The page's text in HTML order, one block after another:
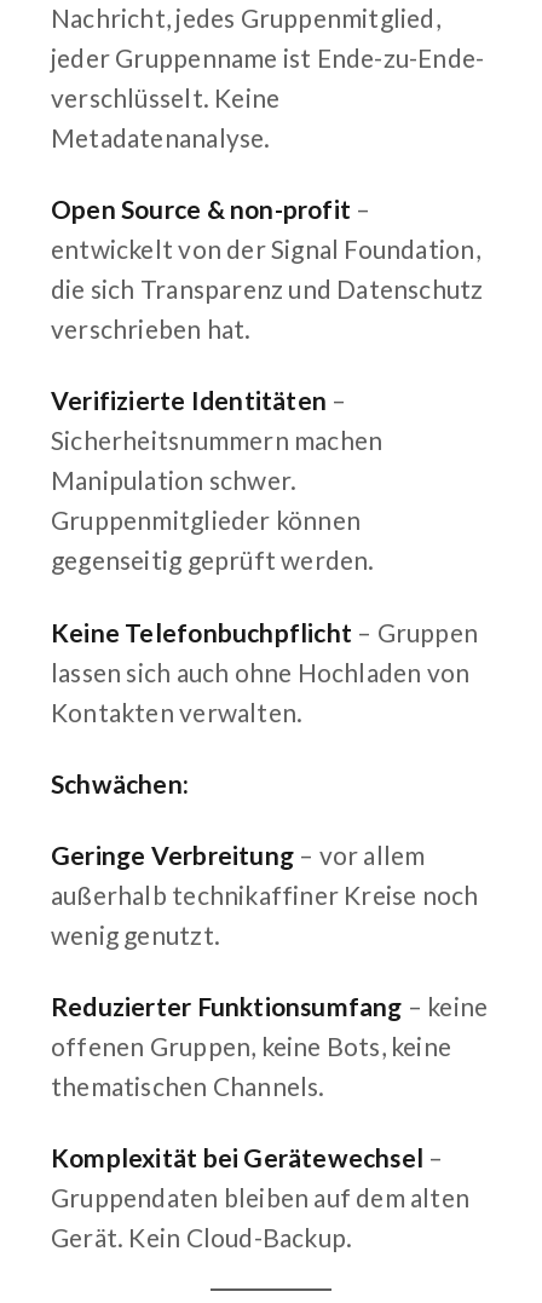
Nachricht, jedes Gruppenmitglied,
jeder Gruppenname ist Ende-zu-Ende-
verschlüsselt. Keine
Metadatenanalyse.
Open Source & non-profit –
entwickelt von der Signal Foundation,
die sich Transparenz und Datenschutz
verschrieben hat.
Verifizierte Identitäten –
Sicherheitsnummern machen
Manipulation schwer.
Gruppenmitglieder können
gegenseitig geprüft werden.
Keine Telefonbuchpflicht – Gruppen
lassen sich auch ohne Hochladen von
Kontakten verwalten.
Schwächen:
Geringe Verbreitung– vor allem
außerhalb technikaffiner Kreise noch
wenig genutzt.
Reduzierter Funktionsumfang – keine
offenen Gruppen, keine Bots, keine
thematischen Channels.
Komplexität bei Gerätewechsel –
Gruppendaten bleiben auf dem alten
Gerät. Kein Cloud-Backup.